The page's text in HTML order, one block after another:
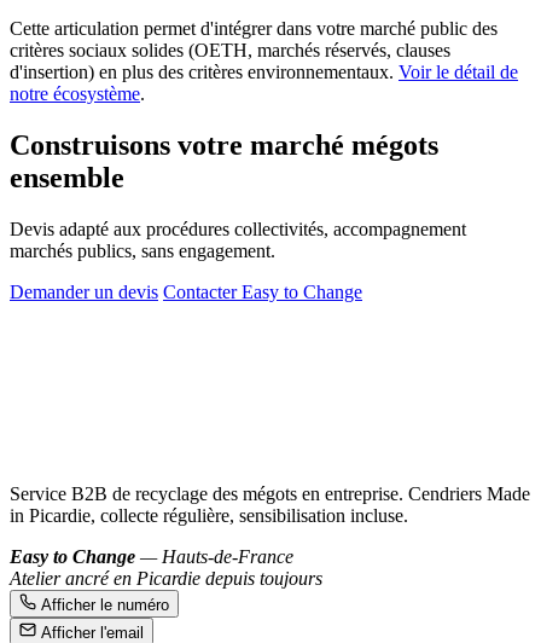
Cette articulation permet d'intégrer dans votre marché public des
critères sociaux solides (OETH, marchés réservés, clauses
d'insertion) en plus des critères environnementaux. Voir le détail de
notre écosystème.
Construisons votre marché mégots
ensemble
Devis adapté aux procédures collectivités, accompagnement
marchés publics, sans engagement.
Demander un devis Contacter Easy to Change
Service B2B de recyclage des mégots en entreprise. Cendriers Made
in Picardie, collecte régulière, sensibilisation incluse.
Easy to Change — Hauts-de-France
Atelier ancré en Picardie depuis toujours
Afficher le numéro
Afficher l'email